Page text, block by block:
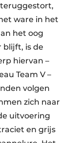
ware in het
het oog
is de
hiervan –
Team V –
volgen
zich naar
uitvoering
en grijs